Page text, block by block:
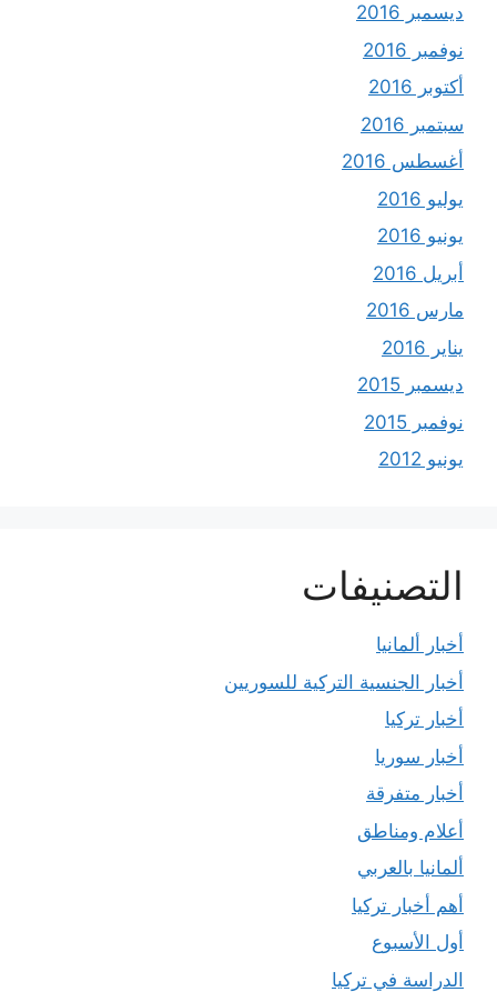
ديسمبر 2016
نوفمبر 2016
أكتوبر 2016
سبتمبر 2016
أغسطس 2016
يوليو 2016
يونيو 2016
أبريل 2016
مارس 2016
يناير 2016
ديسمبر 2015
نوفمبر 2015
يونيو 2012
التصنيفات
أخبار ألمانيا
أخبار الجنسية التركية للسوريين
أخبار تركيا
أخبار سوريا
أخبار متفرقة
أعلام ومناطق
ألمانيا بالعربي
أهم أخبار تركيا
أول الأسبوع
الدراسة في تركيا